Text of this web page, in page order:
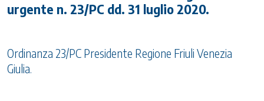
urgente n. 23/PC dd. 31 luglio 2020.
Ordinanza 23/PC Presidente Regione Friuli Venezia
Giulia.